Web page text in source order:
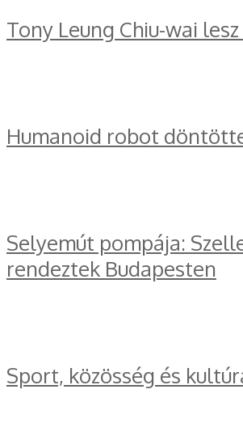
Tony Leung Chiu-wai
Humanoid robot
Selyemút pompája:
rendeztek Budapesten
Sport, közösség és